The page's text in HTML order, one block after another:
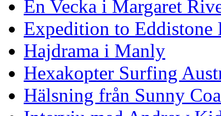
En Vecka i Margaret
Expedition to Eddistone
Hajdrama i Manly
Hexakopter Surfing
Hälsning från Sunny